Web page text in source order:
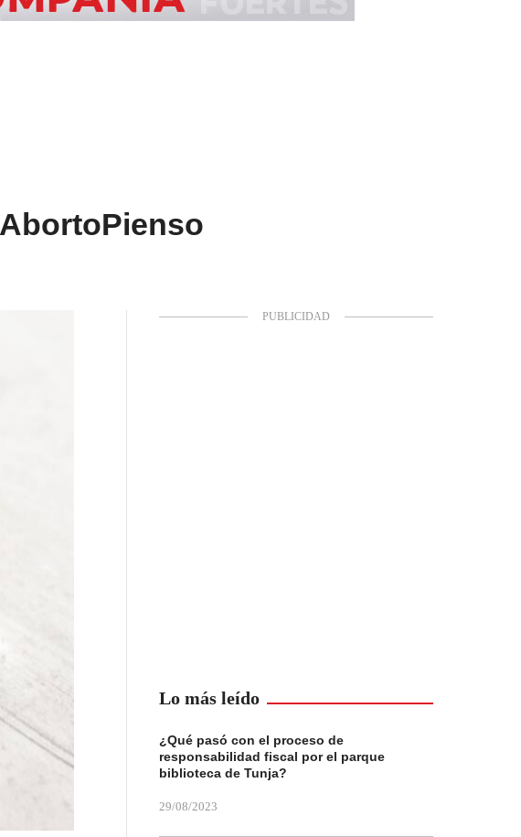
Lo más leído
¿Qué pasó con el proceso de
responsabilidad fiscal por el parque
biblioteca de Tunja?
29/08/2023